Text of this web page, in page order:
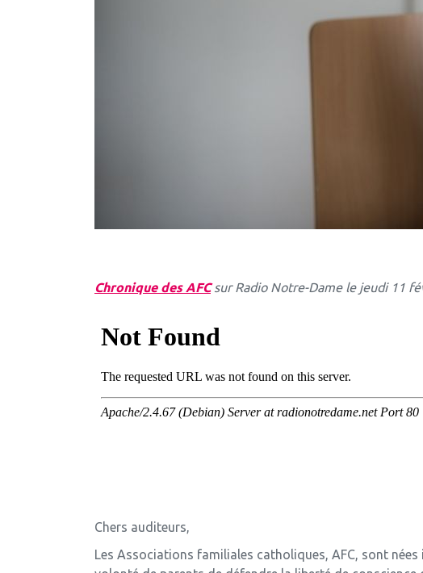
Chronique des AFCsur Radio Notre-Dame le jeudi 11
Chers auditeurs,
Les Associations familiales catholiques, AFC, sont